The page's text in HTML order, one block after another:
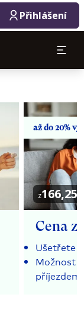
Přihlášení
až do 20%
z166,25
Cena
Ušetřete
Možnost
příjezdem